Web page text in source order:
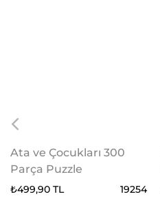
Ata ve Çocukları 300
Parça Puzzle
₺499,90 TL 19254